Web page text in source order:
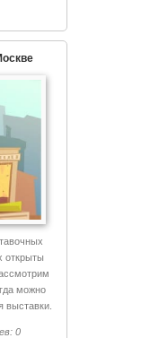
открыты
можно
выставки.
0